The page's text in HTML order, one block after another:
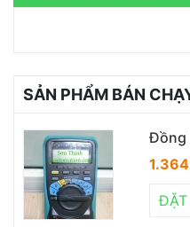
SẢN PHẨM BÁN
Đồng
ĐẶT